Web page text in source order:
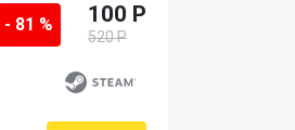
- 81 % 100 P
520 P